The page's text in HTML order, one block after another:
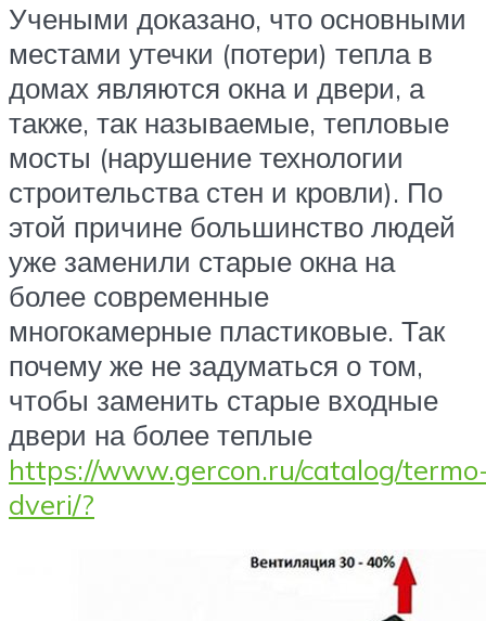
Учеными доказано, что основными
местами утечки (потери) тепла в
домах являются окна и двери, а
также, так называемые, тепловые
мосты (нарушение технологии
строительства стен и кровли). По
этой причине большинство людей
уже заменили старые окна на
более современные
многокамерные пластиковые. Так
почему же не задуматься о том,
чтобы заменить старые входные
двери на более теплые
https://www.gercon.ru/catalog/
dveri/?